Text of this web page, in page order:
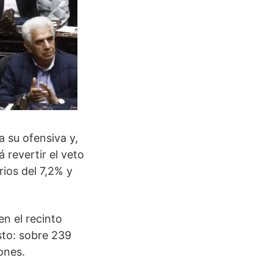
su ofensiva y,
revertir el veto
del 7,2% y
el recinto
sobre 239